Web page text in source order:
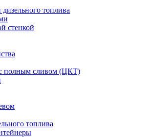
топлива
стенкой
полным сливом (ЦКТ)
топлива